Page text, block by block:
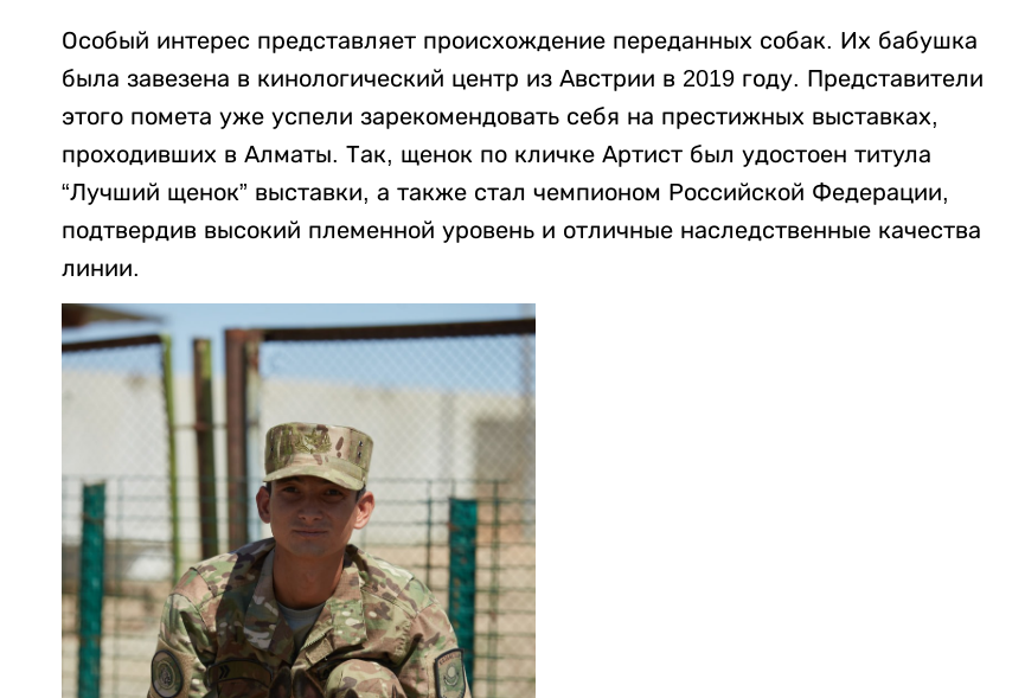
Особый интерес представляет происхождение переданных собак. Их бабушка
была завезена в кинологический центр из Австрии в 2019 году. Представители
этого помета уже успели зарекомендовать себя на престижных выставках,
проходивших в Алматы. Так, щенок по кличке Артист был удостоен титула
“Лучший щенок” выставки, а также стал чемпионом Российской Федерации,
подтвердив высокий племенной уровень и отличные наследственные качества
линии.